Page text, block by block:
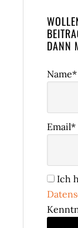
DANN
Name*
Email*
Ich